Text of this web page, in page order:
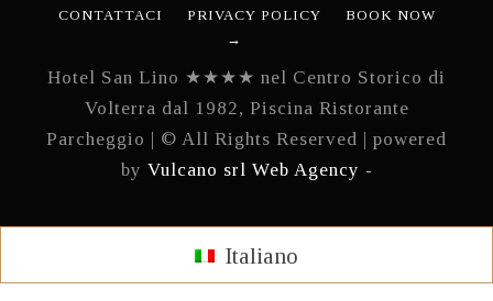
CONTATTACI PRIVACY POLICY
BOOK NOW
→
Hotel San Lino ★★★★ nel Centro Storico di
Volterra dal 1982, Piscina Ristorante
Parcheggio | © All Rights Reserved | powered
by Vulcano srl Web Agency -
Italiano